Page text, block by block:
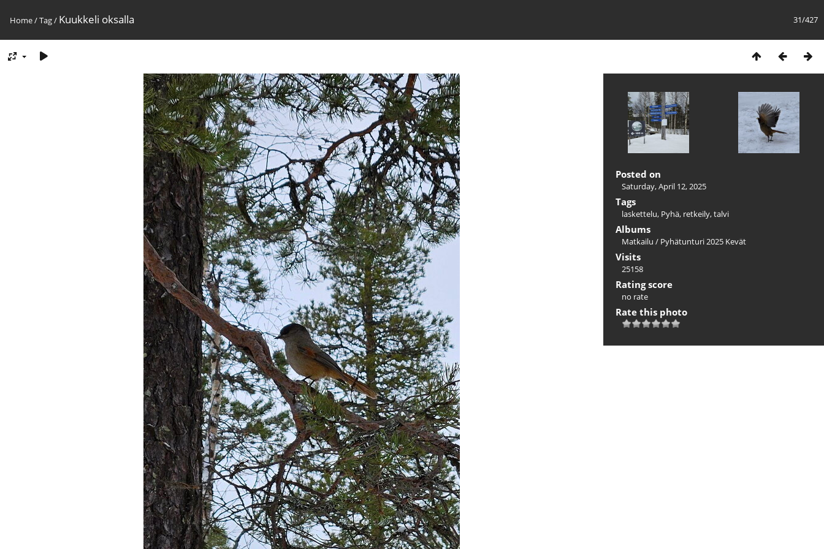
31/427
Home/Tag/ Kuukkeli oksalla
Posted on
Saturday, April 12, 2025
Tags
laskettelu, Pyhä, retkeily,talvi
Albums
Matkailu / Pyhätunturi 2025 Kevät
Visits
25158
Rating score
no rate
Rate this photo